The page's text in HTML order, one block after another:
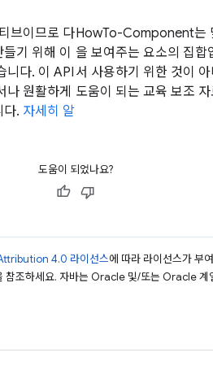
브이므로 다
기 위해 이
니다. 이 API
나 원활하게
다. 자세히 알
HowTo-Component는
을 보여주는 요소의 집합
서 사용하기 위한 것이
도움이 되는 교육 보조
도움이 되었나요?
4.0 라이선스에 따라 라이선스가 부
참조하세요. 자바는 Oracle 및/또는 Oracle 계